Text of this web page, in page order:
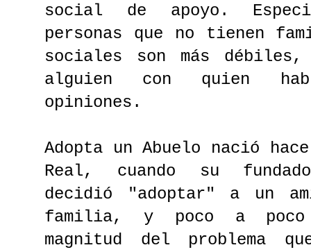
social de apoyo.
personas que no tienen
sociales son más débiles,
alguien con quien
opiniones.
Adopta un Abuelo nació
Real, cuando su
decidió "adoptar" a un
familia, y poco a poco
magnitud del problema